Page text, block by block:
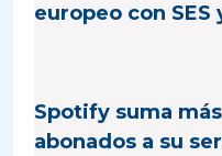
europeo con SES
Spotify suma
abonados a su